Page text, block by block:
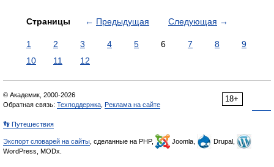
Страницы ← Предыдущая Следующая →
1 2 3 4 5 6 7 8
9
10
11 12
18+
© Академик, 2000-2026
Обратная связь: Техподдержка Реклама на сайте
👣 Путешествия
Экспорт словарей на сайты , сделанные на PHP, Joomla,
Drupal,
WordPress, MODx.